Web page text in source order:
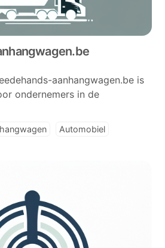
aanhangwagen.be is
ondernemers in de
Automobiel